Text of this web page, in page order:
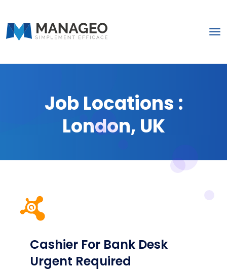
Job Locations :
London, UK
Cashier For Bank Desk
Urgent Required